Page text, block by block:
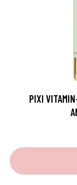
PIXI